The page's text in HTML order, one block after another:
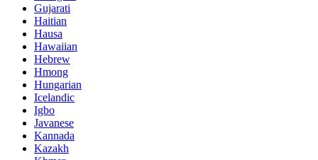
Gujarati
Haitian
Hausa
Hawaiian
Hebrew
Hmong
Hungarian
Icelandic
Igbo
Javanese
Kannada
Kazakh